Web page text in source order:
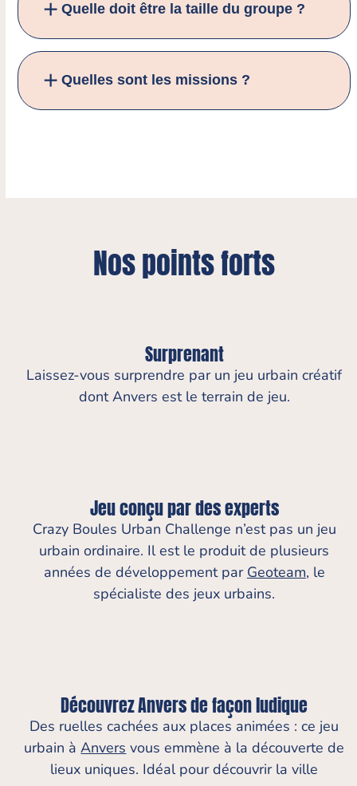
Quelle doit être la taille du groupe ?
Quelles sont les missions ?
Nos points forts
Surprenant
Laissez-vous surprendre par un jeu urbain créatif
dont Anvers est le terrain de jeu.
Jeu conçu par des experts
Crazy Boules Urban Challenge n’est pas un jeu
urbain ordinaire. Il est le produit de plusieurs
années de développement par Geoteam, le
spécialiste des jeux urbains.
Découvrez Anvers de façon ludique
Des ruelles cachées aux places animées : ce jeu
urbain àAnvers vous emmène à la découverte de
lieux uniques. Idéal pour découvrir la ville